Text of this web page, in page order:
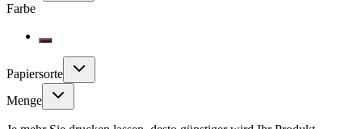
Farbe
Papiersorte
Menge